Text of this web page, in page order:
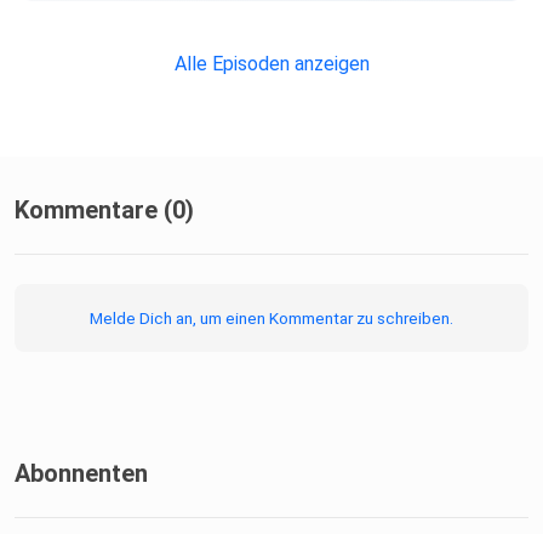
Alle Episoden anzeigen
Kommentare (0)
Melde Dich an, um einen Kommentar zu schreiben.
Abonnenten